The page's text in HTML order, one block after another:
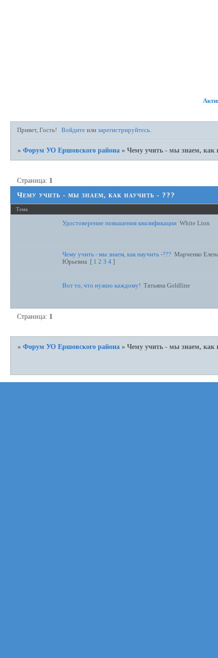
Привет, Гость! Войдите илизарегистрируйтесь.
»Форум УО Ершовского района »Чему учить - мы знаем, как
Чему учить - мы знаем, как научить - ???
Страница: 1
Тема
Удостоверение повышения квалификации White Lion
Чему учить - мы знаем, как научить -??? Марченко
Юрьевна [ 1 2 3 4 ]
Вот то, что нужно каждому! Татьяна Goldline
Страница: 1
»Форум УО Ершовского района »Чему учить - мы знаем, как